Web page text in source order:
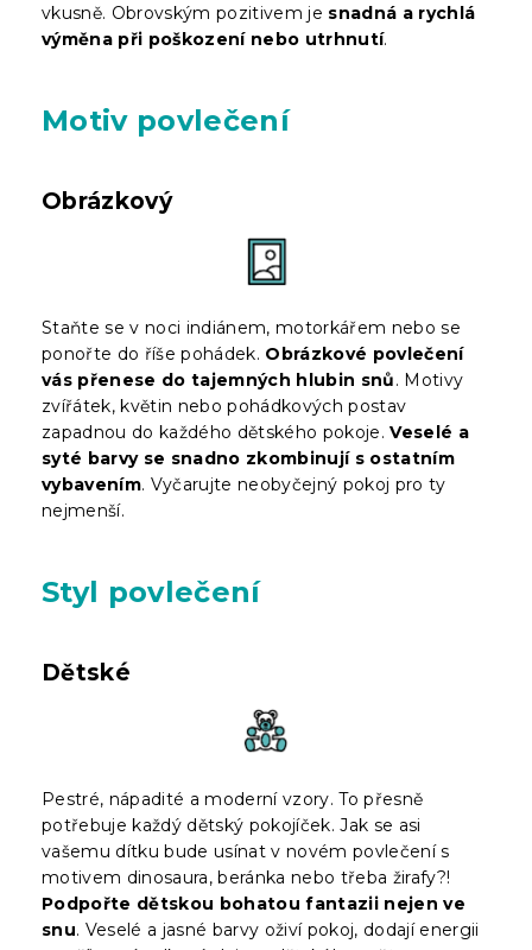
vkusně. Obrovským pozitivem je snadná a rychlá
výměna při poškození nebo utrhnutí.
Motiv povlečení
Obrázkový
Staňte se v noci indiánem, motorkářem nebo se
ponořte do říše pohádek. Obrázkové povlečení
vás přenese do tajemných hlubin snů. Motivy
zvířátek, květin nebo pohádkových postav
zapadnou do každého dětského pokoje.Veselé a
syté barvy se snadno zkombinují s ostatním
vybavením. Vyčarujte neobyčejný pokoj pro ty
nejmenší.
Styl povlečení
Dětské
Pestré, nápadité a moderní vzory. To přesně
potřebuje každý dětský pokojíček. Jak se asi
vašemu dítku bude usínat v novém povlečení s
motivem dinosaura, beránka nebo třeba žirafy?!
Podpořte dětskou bohatou fantazii nejen ve
snu. Veselé a jasné barvy oživí pokoj, dodají energii